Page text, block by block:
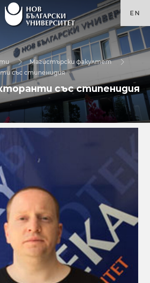
EN
Магистърски факултет
със стипенидия
със стипенидия